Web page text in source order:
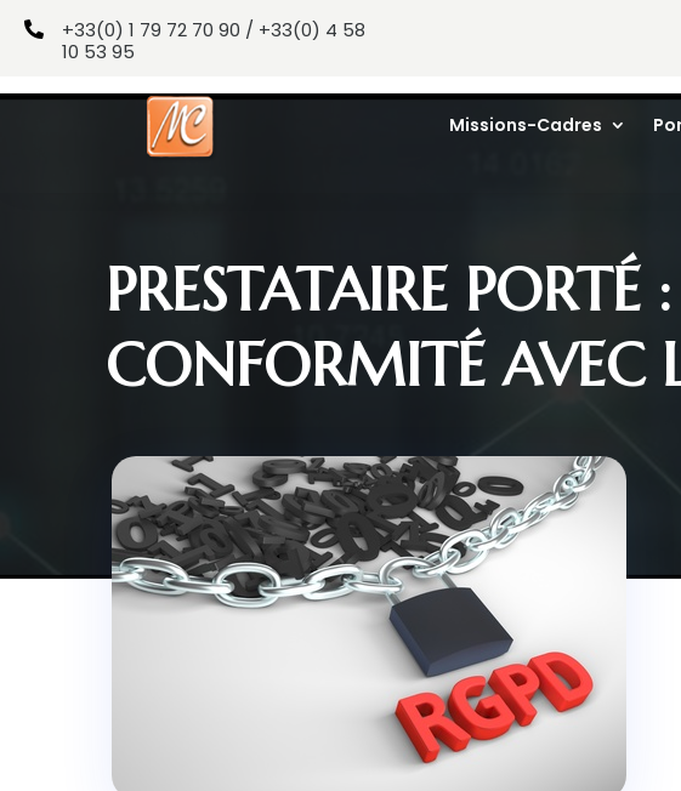

+33(0) 1 79 72 70 90 / +33(0) 4 58
10 53 95
Missions-Cadres
PRESTATAIRE
CONFORMITÉ AVEC